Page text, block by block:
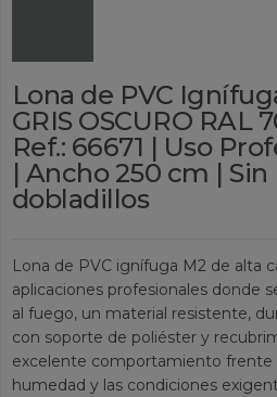
Lona de PVC
GRIS OSCURO RAL
Ref.: 66671 | Uso
| Ancho 250 cm | Sin
dobladillos
Lona de PVC ignífuga M2 de alta
aplicaciones profesionales donde
al fuego, un material resistente,
con soporte de poliéster y
excelente comportamiento frente
humedad y las condiciones